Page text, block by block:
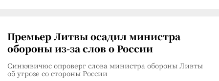
Премьер Литвы осадил министра
обороны из-за слов о России
Синкявичюс опроверг слова министра обороны Ливты
об угрозе со стороны России